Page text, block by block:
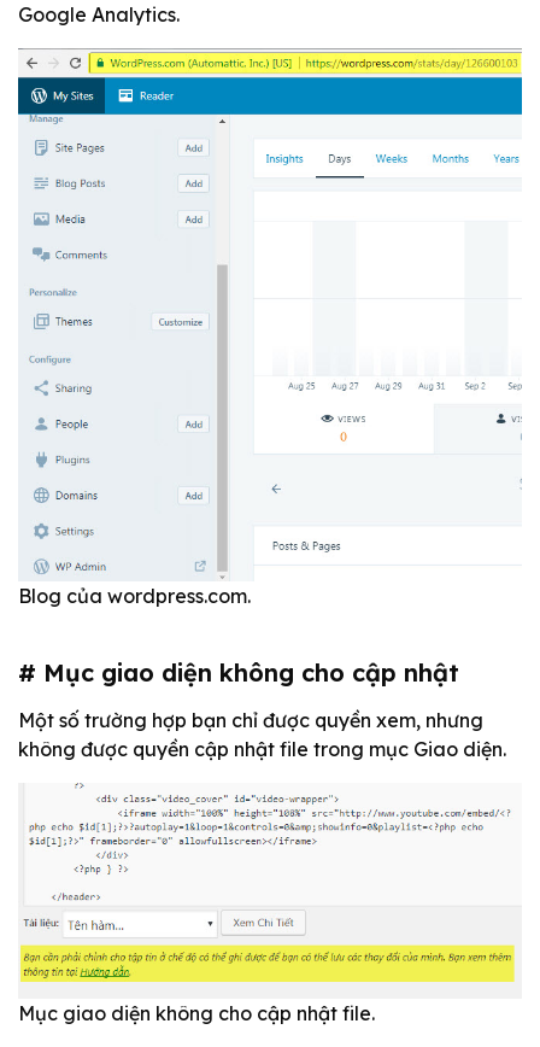
Google Analytics.
Blog của wordpress.com.
# Mục giao diện không cho cập nhật
Một số trường hợp bạn chỉ được quyền xem, nhưng
không được quyền cập nhật file trong mục Giao diện.
Mục giao diện không cho cập nhật file.